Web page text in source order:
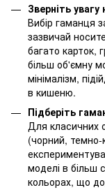
Зверніть увагу
Вибір гаманця
зазвичай
багато карток,
більш об'ємну
мінімалізм,
в кишеню.
Підберіть
Для класичних
(чорний,
моделі в більш
кольорах, що